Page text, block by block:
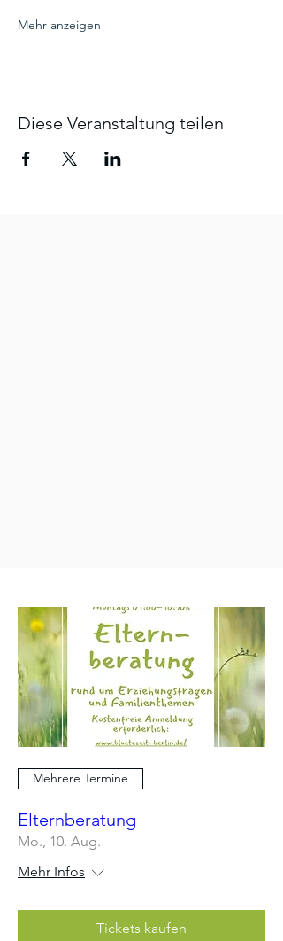
Mehr anzeigen
Diese Veranstaltung teilen
Mehrere Termine
Elternberatung
Mo., 10. Aug.
Mehr Infos
Tickets kaufen